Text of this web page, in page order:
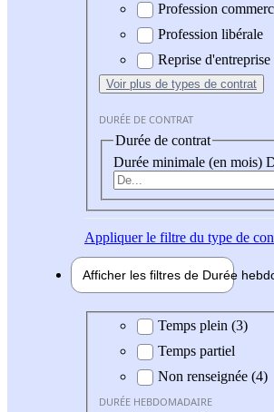
Profession
Profession libérale
Reprise d'entreprise
Voir plus de types de contrat
DURÉE DE CONTRAT
Durée de contrat
Durée minimale (en mois)
Appliquerle filtre du type de
Afficher les filtres de Durée
Durée hebdomadaire
Temps plein (3)
Temps partiel
Non renseignée (4)
DURÉE HEBDOMADAIRE